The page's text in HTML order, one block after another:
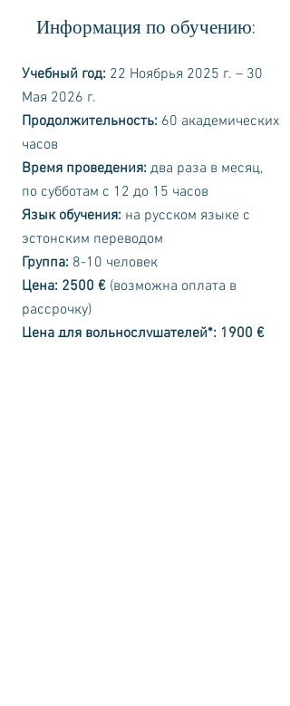
Информация по обучению:
Учебный год: 22 Ноябрья 2025 г. – 30
Мая 2026 г.
Продолжительность: 60 академических
часов
Время проведения: два раза в месяц,
по субботам с 12 до 15 часов
Язык обучения: на русском языке с
эстонским переводом
Группа: 8-10 человек
Цена: 2500 € (возможна оплата в
рассрочку)
Цена для вольнослушателей*: 1900 €